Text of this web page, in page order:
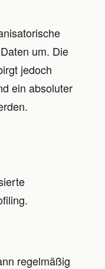
um. Die
jedoch
ein absoluter
regelmäßig